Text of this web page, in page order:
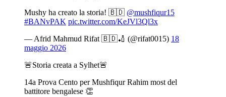
Mushy ha creato la storia! 🇧🇩 @mushfiqur15
#BANvPAK pic.twitter.com/KeJVl3Ql3x
— Afrid Mahmud Rifat 🇧🇩🏏 (@rifat0015) 18
maggio 2026
🚨Storia creata a Sylhet🚨
14a Prova Cento per Mushfiqur Rahim most del
battitore bengalese 👏